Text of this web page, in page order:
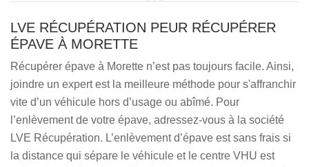
LVE RÉCUPÉRATION PEUR RÉCUPÉRER
ÉPAVE À MORETTE
Récupérer épave à Morette n’est pas toujours facile. Ainsi,
joindre un expert est la meilleure méthode pour s'affranchir
vite d’un véhicule hors d’usage ou abîmé. Pour
l’enlèvement de votre épave, adressez-vous à la société
LVE Récupération. L’enlèvement d’épave est sans frais si
la distance qui sépare le véhicule et le centre VHU est